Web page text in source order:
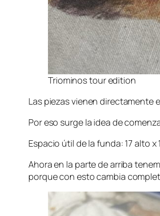
Triominos tour edition
Las piezas vienen directamente
Por eso surge la idea de
Espacio útil de la funda: 17 alto x
Ahora en la parte de arriba
porque con esto cambia